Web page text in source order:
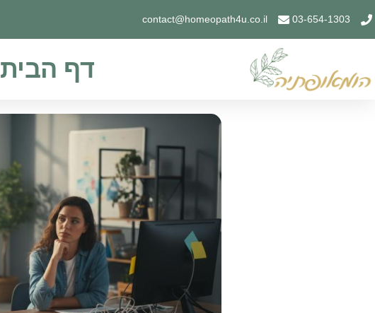
03-654-1303
contact@homeopath4u.co.il
דף הבית